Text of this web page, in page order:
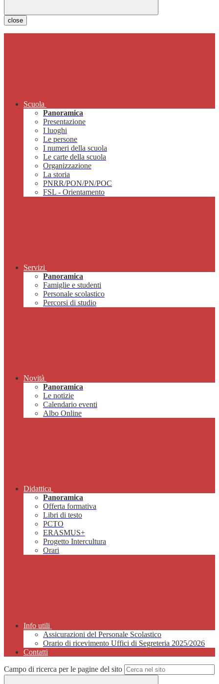
close
Scuola
Panoramica
Presentazione
I luoghi
Le persone
I numeri della scuola
Le carte della scuola
Organizzazione
La storia
PNRR/PON/PN/POC
FSL - Orientamento
Servizi
Panoramica
Famiglie e studenti
Personale scolastico
Percorsi di studio
Novità
Panoramica
Le notizie
Calendario eventi
Albo Online
Didattica
Panoramica
Offerta formativa
Libri di testo
PCTO
ERASMUS+
Progetto Intercultura
Orari
Info utili
Assicurazioni del Personale Scolastico
Orario di ricevimento Uffici di Segreteria 2025/2026
Contatti
Campo di ricerca per le pagine del sito